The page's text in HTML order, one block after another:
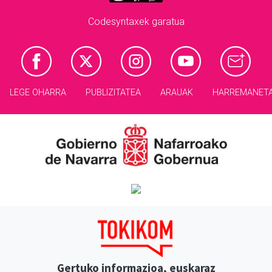
Codesyntaxek garatua
LEGE OHARRA PUBLIZITATEA ARAUAK
Gertuko informazioa, euskaraz